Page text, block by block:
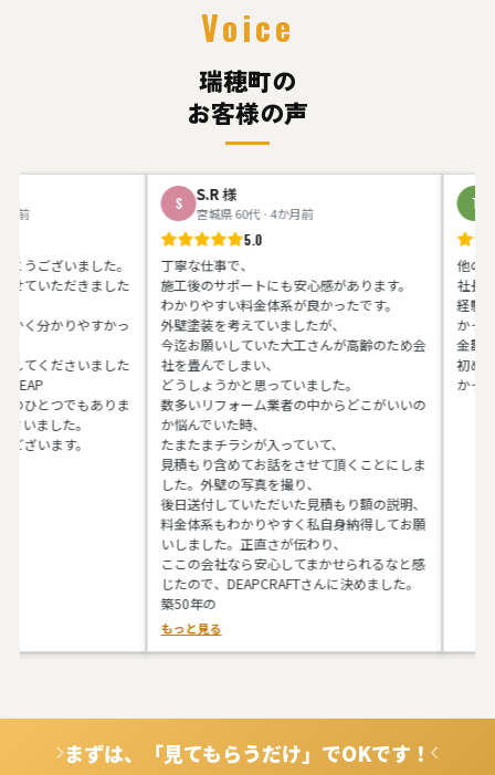
Voice
瑞穂町の
お客様の声
ざいました。
ただきました
かりやすかっ
ださいました
つでもありま
した。
ます。
S.R様
宮城県 60代 · 4か月前
5.0
丁寧な仕事で、
施工後のサポートにも安心感があります。
わかりやすい料金体系が良かったです。
外壁塗装を考えていましたが、
今迄お願いしていた大工さんが高齢のため会
社を畳んでしまい、
どうしょうかと思っていました。
数多いリフォーム業者の中からどこがいいの
か悩んでいた時、
たまたまチラシが入っていて、
見積もり含めてお話をさせて頂くことにしま
した。外壁の写真を撮り、
後日送付していただいた見積もり額の説明、
料金体系もわかりやすく私自身納得してお願
いしました。正直さが伝わり、
ここの会社なら安心してまかせられるなと感
じたので、DEAPCRAFTさんに決めました。
築50年の
もっと見る
T.Y様
神奈川
他の業者さ
社長の馬場
経験がある
かったです。
金額も予算
初めてお会
かったです
まずは、「見てもらうだけ」でOKです！